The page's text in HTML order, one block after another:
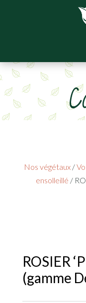
Nos végétaux /
ensolleillé /
ROSIER
(gamme